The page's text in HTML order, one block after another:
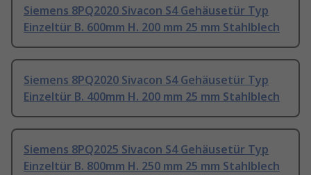
Siemens 8PQ2020 Sivacon S4 Gehäusetür Typ
Einzeltür B. 600mm H. 200 mm 25 mm Stahlblech
Siemens 8PQ2020 Sivacon S4 Gehäusetür Typ
Einzeltür B. 400mm H. 200 mm 25 mm Stahlblech
Siemens 8PQ2025 Sivacon S4 Gehäusetür Typ
Einzeltür B. 800mm H. 250 mm 25 mm Stahlblech